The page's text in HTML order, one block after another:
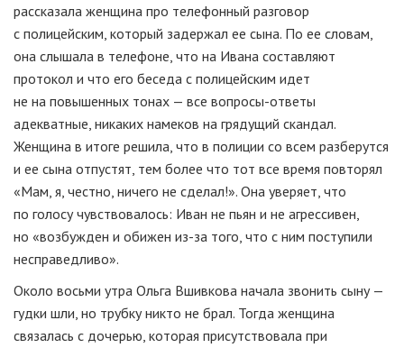
рассказала женщина про телефонный разговор
с полицейским, который задержал ее сына. По ее словам,
она слышала в телефоне, что на Ивана составляют
протокол и что его беседа с полицейским идет
не на повышенных тонах — все вопросы-ответы
адекватные, никаких намеков на грядущий скандал.
Женщина в итоге решила, что в полиции со всем разберутся
и ее сына отпустят, тем более что тот все время повторял
«Мам, я, честно, ничего не сделал!». Она уверяет, что
по голосу чувствовалось: Иван не пьян и не агрессивен,
но «возбужден и обижен из-за того, что с ним поступили
несправедливо».
Около восьми утра Ольга Вшивкова начала звонить сыну —
гудки шли, но трубку никто не брал. Тогда женщина
связалась с дочерью, которая присутствовала при